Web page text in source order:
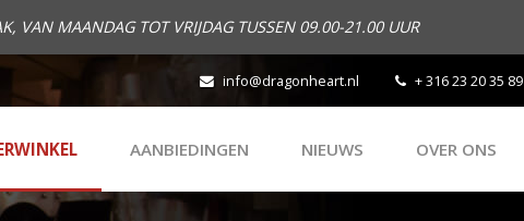
VAN MAANDAG TOT VRIJDAG TUSSEN 09.00-21.00 UUR
info@dragonheart.nl + 316 23 20 35 89
AANBIEDINGEN NIEUWS OVER ONS